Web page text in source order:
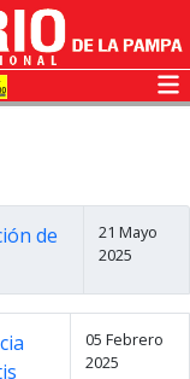
de
21 Mayo
2025
05 Febrero
2025